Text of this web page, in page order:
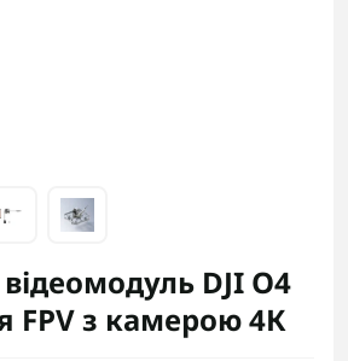
DJI O4
FPV з камерою 4К